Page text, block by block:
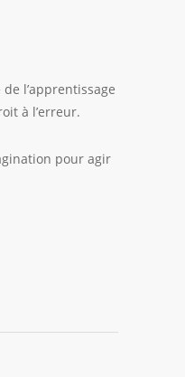
l’apprentissage
à l’erreur.
pour agir